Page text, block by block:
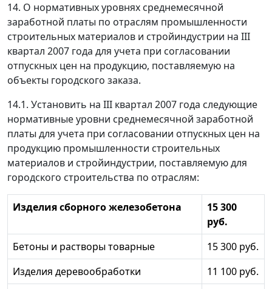
14. О нормативных уровнях среднемесячной
заработной платы по отраслям промышленности
строительных материалов и стройиндустрии на III
квартал 2007 года для учета при согласовании
отпускных цен на продукцию, поставляемую на
объекты городского заказа.
14.1. Установить на III квартал 2007 года следующие
нормативные уровни среднемесячной заработной
платы для учета при согласовании отпускных цен на
продукцию промышленности строительных
материалов и стройиндустрии, поставляемую для
городского строительства по отраслям:
Изделия сборного железобетона
15 300
руб.
Бетоны и растворы товарные
15 300 руб.
Изделия деревообработки
11 100 руб.